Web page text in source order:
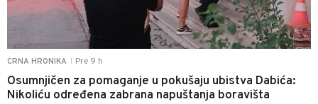
CRNA HRONIKA Pre 9 h
Osumnjičen za pomaganje u pokušaju ubistva Dabića:
Nikoliću određena zabrana napuštanja boravišta